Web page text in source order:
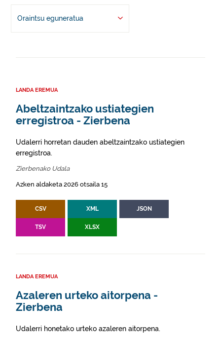
Oraintsu eguneratua
LANDA EREMUA
Abeltzaintzako ustiategien
erregistroa - Zierbena
Udalerri horretan dauden abeltzaintzako ustiategien
erregistroa.
Zierbenako Udala
Azken aldaketa 2026 otsaila 15
CSV XML JSON
TSV XLSX
LANDA EREMUA
Azaleren urteko aitorpena -
Zierbena
Udalerri honetako urteko azaleren aitorpena.